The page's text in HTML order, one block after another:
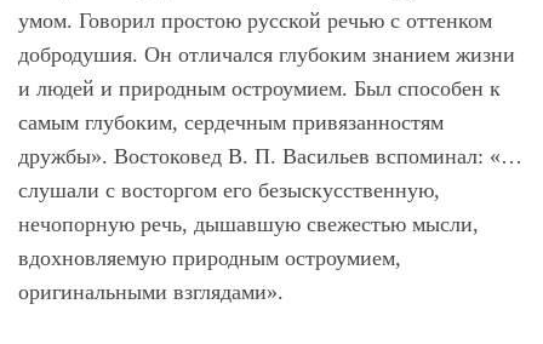
умом. Говорил простою русской речью с оттенком
добродушия. Он отличался глубоким знанием жизни
и людей и природным остроумием. Был способен к
самым глубоким, сердечным привязанностям
дружбы». Востоковед В. П. Васильев вспоминал: «…
слушали с восторгом его безыскусственную,
нечопорную речь, дышавшую свежестью мысли,
вдохновляемую природным остроумием,
оригинальными взглядами».